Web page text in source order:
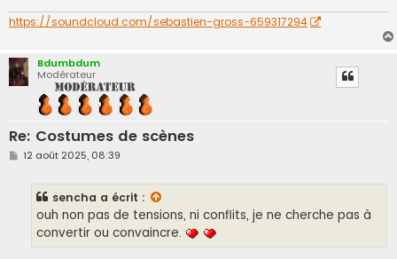
e
https://soundcloud.com/sebastien-gross-659317294
Bdumbdum
Modérateur
Re: Costumes de scènes
M
12 août 2025, 08:39
sencha a écrit :
ouh non pas de tensions, ni conflits, je ne cherche pas à
convertir ou convaincre.